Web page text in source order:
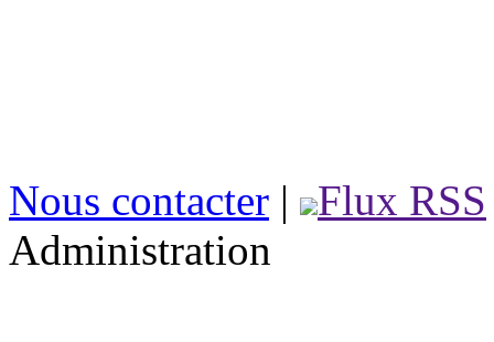
Nous contacter | Flux RSS
Administration